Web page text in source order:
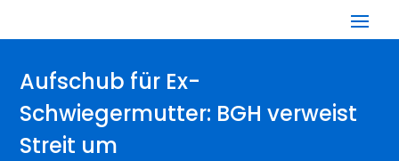
Aufschub für Ex-
Schwiegermutter: BGH verweist
Streit um